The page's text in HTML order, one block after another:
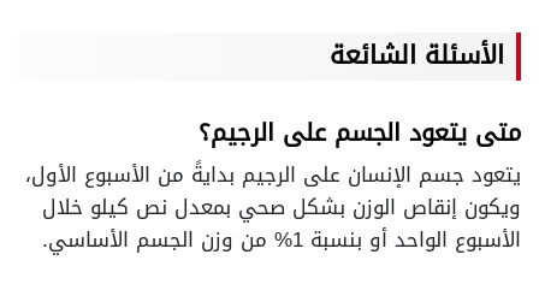
الأسئلة الشائعة
متى يتعود الجسم على الرجيم؟
يتعود جسم الإنسان على الرجيم بدايةً من الأسبوع الأول،
ويكون إنقاص الوزن بشكل صحي بمعدل نص كيلو خلال
الأسبوع الواحد أو بنسبة 1% من وزن الجسم الأساسي.